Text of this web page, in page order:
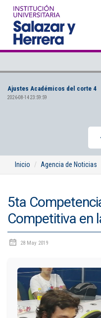
Ajustes Académicos del corte 4
2026-08-14 23:59:59
Inicio Agencia de Noticias
5ta
Competitiva en
28 May 2019
Pregrados
Planta
Centros
Pastoral
CARTERA